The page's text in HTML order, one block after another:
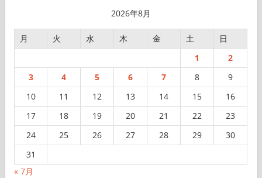
2026年8月
月 火 水 木 金 土
日
1
2
3
4 5 6 7 8
9
10
11 12 13 14 15
16
17
18 19 20 21 22
23
24
25 26 27 28 29
30
31
« 7月